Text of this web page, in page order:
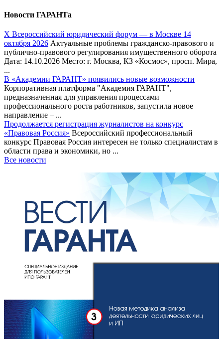
Новости ГАРАНТа
Х Всероссийский юридический форум — в Москве 14
октября 2026 Актуальные проблемы гражданско-правового и
публично-правового регулирования имущественного оборота
Дата: 14.10.2026 Место: г. Москва, КЗ «Космос», просп. Мира,
...
В «Академии ГАРАНТ» появились новые возможности
Корпоративная платформа "Академия ГАРАНТ",
предназначенная для управления процессами
профессионального роста работников, запустила новое
направление – ...
Продолжается регистрация журналистов на конкурс
«Правовая Россия» Всероссийский профессиональный
конкурс Правовая Россия интересен не только специалистам в
области права и экономики, но ...
Все новости